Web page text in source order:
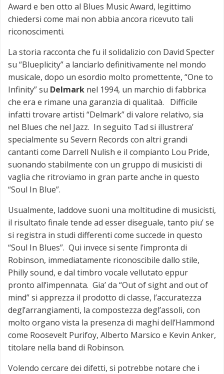
Award e ben otto al Blues Music Award, legittimo
chiedersi come mai non abbia ancora ricevuto tali
riconoscimenti.
La storia racconta che fu il solidalizio con David Specter
su “Blueplicity” a lanciarlo definitivamente nel mondo
musicale, dopo un esordio molto promettente, “One to
Infinity” su Delmark nel 1994, un marchio di fabbrica
che era e rimane una garanzia di qualitaà. Difficile
infatti trovare artisti “Delmark” di valore relativo, sia
nel Blues che nel Jazz. In seguito Tad si illustrera’
specialmente su Severn Records con altri grandi
cantanti come Darrell Nulish e il compianto Lou Pride,
suonando stabilmente con un gruppo di musicisti di
vaglia che ritroviamo in gran parte anche in questo
“Soul In Blue”.
Usualmente, laddove suoni una moltitudine di musicisti,
il risultato finale tende ad esser diseguale, tanto piu’ se
si registra in studi differenti come succede in questo
“Soul In Blues”. Qui invece si sente l’impronta di
Robinson, immediatamente riconoscibile dallo stile,
Philly sound, e dal timbro vocale vellutato eppur
pronto all’impennata. Gia’ da “Out of sight and out of
mind” si apprezza il prodotto di classe, l’accuratezza
degl’arrangiamenti, la compostezza degl’assoli, con
molto organo vista la presenza di maghi dell’Hammond
come Roosevelt Purifoy, Alberto Marsico e Kevin Anker,
titolare nella band di Robinson.
Volendo cercare dei difetti, si potrebbe notare che i